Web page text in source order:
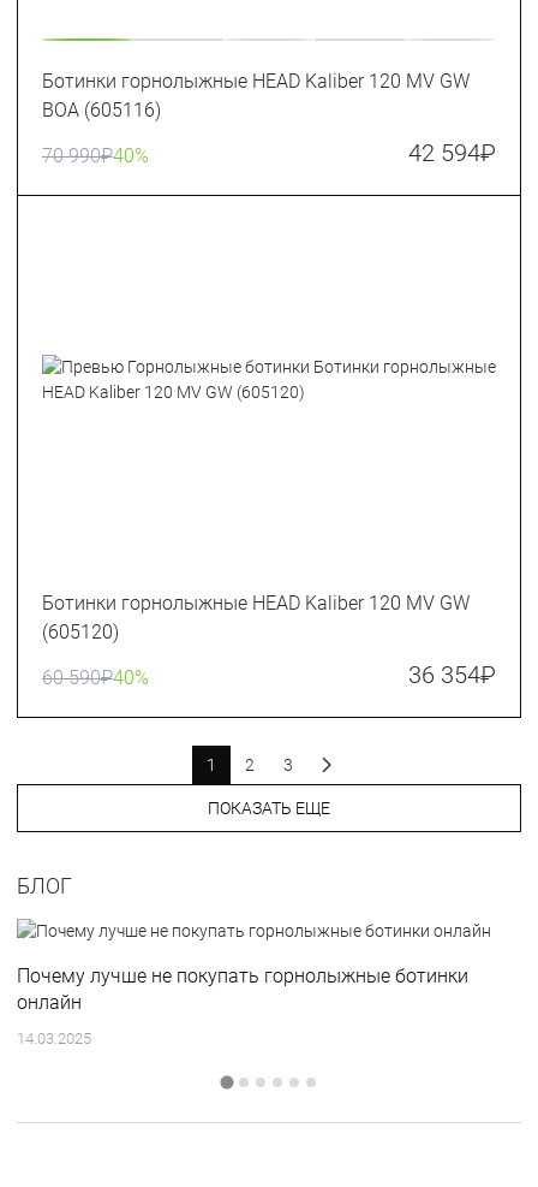
Ботинки горнолыжные HEAD Kaliber 120 MV GW
BOA (605116)
70 990₽40% 42 594₽
Ботинки горнолыжные HEAD Kaliber 120 MV GW
(605120)
60 590₽40% 36 354₽
ПОКАЗАТЬ ЕЩЕ
1 2 3
БЛОГ
Почему лучше не покупать горнолыжные ботинки
онлайн
14.03.2025